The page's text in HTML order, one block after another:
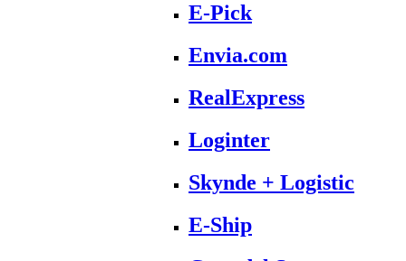
E-Pick
Envia.com
RealExpress
Loginter
Skynde + Logistic
E-Ship